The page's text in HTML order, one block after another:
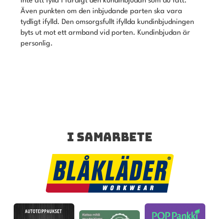
Även punkten om den inbjudande parten ska vara
tydligt ifylld. Den omsorgsfullt ifyllda kundinbjudningen
byts ut mot ett armband vid porten. Kundinbjudan är
personlig.
I SAMARBETE